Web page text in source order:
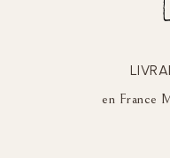
en France